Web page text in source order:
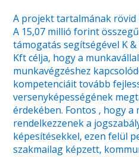
A projekt tartalmának rövid
A 15,07 millió forint
támogatás segítségével K
Kft célja, hogy a
munkavégzéshez
kompetenciáit tovább
versenyképességének
érdekében. Fontos , hogy a
rendelkezzenek a
képesítésekkel, ezen felül
szakmailag képzett,